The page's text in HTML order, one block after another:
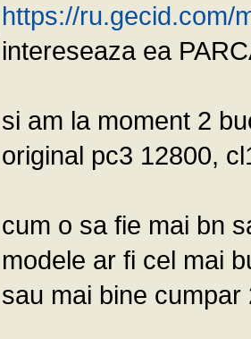
https://ru.gecid.com/
intereseaza ea
si am la moment 2
original pc3 12800,
cum o sa fie mai bn
modele ar fi cel mai
sau mai bine cumpar